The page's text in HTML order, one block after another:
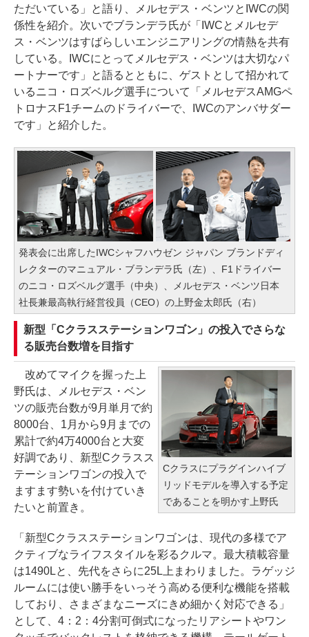
ただいている」と語り、メルセデス・ベンツとIWCの関
係性を紹介。次いでブランデラ氏が「IWCとメルセデ
ス・ベンツはすばらしいエンジニアリングの情熱を共有
している。IWCにとってメルセデス・ベンツは大切なパ
ートナーです」と語るとともに、ゲストとして招かれて
いるニコ・ロズベルグ選手について「メルセデスAMGペ
トロナスF1チームのドライバーで、IWCのアンバサダー
です」と紹介した。
発表会に出席したIWCシャフハウゼン ジャパン ブランドディ
レクターのマニュアル・ブランデラ氏（左）、F1ドライバー
のニコ・ロズベルグ選手（中央）、メルセデス・ベンツ日本
社長兼最高執行経営役員（CEO）の上野金太郎氏（右）
新型「Cクラスステーションワゴン」の投入でさらな
る販売台数増を目指す
Cクラスにプラグインハイブ
リッドモデルを導入する予定
であることを明かす上野氏
改めてマイクを握った上
野氏は、メルセデス・ベン
ツの販売台数が9月単月で約
8000台、1月から9月までの
累計で約4万4000台と大変
好調であり、新型Cクラスス
テーションワゴンの投入で
ますます勢いを付けていき
たいと前置き。
「新型Cクラスステーションワゴンは、現代の多様でア
クティブなライフスタイルを彩るクルマ。最大積載容量
は1490Lと、先代をさらに25L上まわりました。ラゲッジ
ルームには使い勝手をいっそう高める便利な機能を搭載
しており、さまざまなニーズにきめ細かく対応できる」
として、4：2：4分割可倒式になったリアシートやワン